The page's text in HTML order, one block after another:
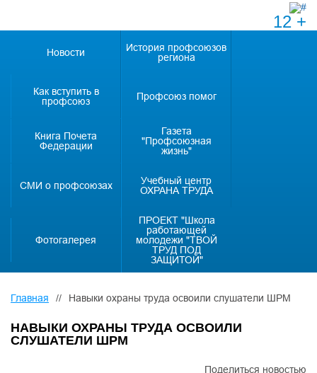
12 +
Новости
История профсоюзов
региона
Как вступить в
профсоюз
Профсоюз помог
Книга Почета
Федерации
Газета
"Профсоюзная
жизнь"
СМИ о профсоюзах
Учебный центр
ОХРАНА ТРУДА
Фотогалерея
ПРОЕКТ "Школа
работающей
молодежи "ТВОЙ
ТРУД ПОД
ЗАЩИТОЙ"
Главная // Навыки охраны труда освоили слушатели ШРМ
НАВЫКИ ОХРАНЫ ТРУДА ОСВОИЛИ
СЛУШАТЕЛИ ШРМ
Поделиться новостью